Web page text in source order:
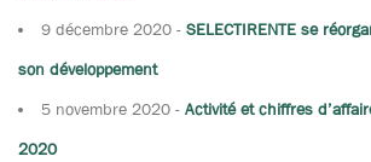
9 décembre 2020 - SELECTIRENTE se
son développement
5 novembre 2020 - Activité et chiffres
2020